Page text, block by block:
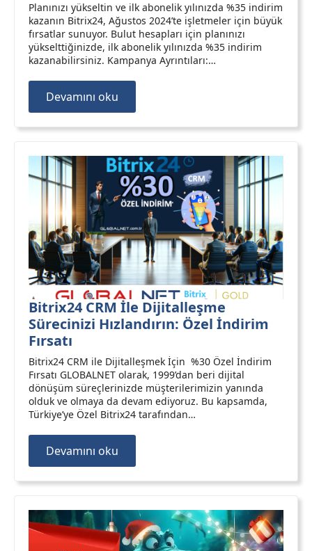
Planınızı yükseltin ve ilk abonelik yılınızda %35 indirim
kazanın Bitrix24, Ağustos 2024’te işletmeler için büyük
fırsatlar sunuyor. Bulut hesapları için planınızı
yükselttiğinizde, ilk abonelik yılınızda %35 indirim
kazanabilirsiniz. Kampanya Ayrıntıları:…
Devamını oku
Bitrix24 CRM İle Dijitalleşme
Sürecinizi Hızlandırın: Özel İndirim
Fırsatı
Bitrix24 CRM ile Dijitalleşmek İçin %30 Özel İndirim
Fırsatı GLOBALNET olarak, 1999’dan beri dijital
dönüşüm süreçlerinizde müşterilerimizin yanında
olduk ve olmaya da devam ediyoruz. Bu kapsamda,
Türkiye’ye Özel Bitrix24 tarafından…
Devamını oku